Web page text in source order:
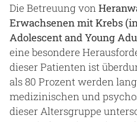
Die Betreuung von
Erwachsenen mit Krebs
Adolescent and Young
eine besondere
dieser Patienten ist
als 80 Prozent werden
medizinischen und
dieser Altersgruppe